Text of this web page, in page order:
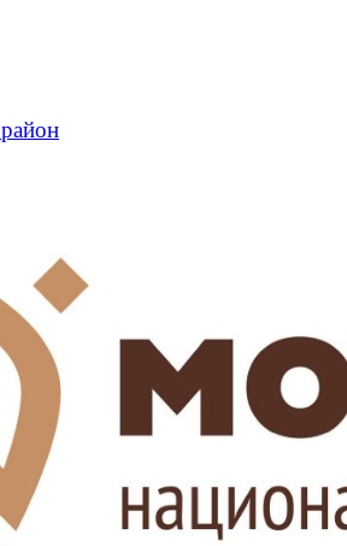
район